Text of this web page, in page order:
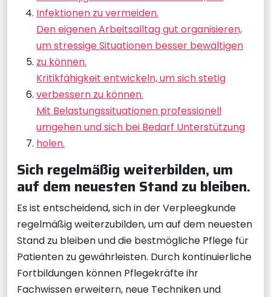
Infektionen zu vermeiden.
Den eigenen Arbeitsalltag gut organisieren,
um stressige Situationen besser bewältigen
zu können.
Kritikfähigkeit entwickeln, um sich stetig
verbessern zu können.
Mit Belastungssituationen professionell
umgehen und sich bei Bedarf Unterstützung
holen.
Sich regelmäßig weiterbilden, um
auf dem neuesten Stand zu bleiben.
Es ist entscheidend, sich in der Verpleegkunde
regelmäßig weiterzubilden, um auf dem neuesten
Stand zu bleiben und die bestmögliche Pflege für
Patienten zu gewährleisten. Durch kontinuierliche
Fortbildungen können Pflegekräfte ihr
Fachwissen erweitern, neue Techniken und